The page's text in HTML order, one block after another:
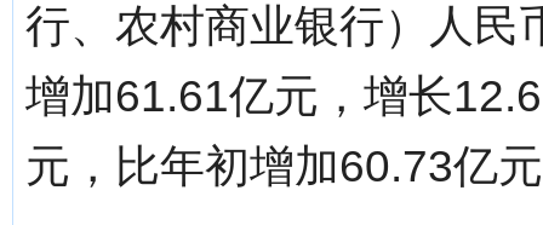
行、农村商业银行）人民
增加61.61亿元，增长
元，比年初增加60.73亿